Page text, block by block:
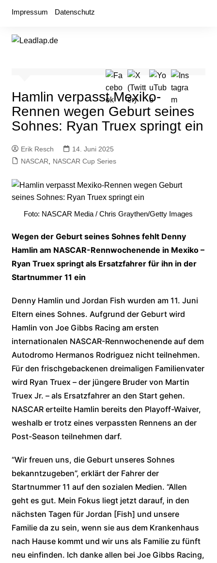
Impressum Datenschutz
Hamlin verpasst Mexiko-
Rennen wegen Geburt seines
Sohnes: Ryan Truex springt ein
Erik Resch
14. Juni 2025
NASCAR, NASCAR Cup Series
Foto: NASCAR Media / Chris Graythen/Getty Images
Wegen der Geburt seines Sohnes fehlt Denny
Hamlin am NASCAR-Rennwochenende in Mexiko –
Ryan Truex springt als Ersatzfahrer für ihn in der
Startnummer 11 ein
Denny Hamlin und Jordan Fish wurden am 11. Juni
Eltern eines Sohnes. Aufgrund der Geburt wird
Hamlin von Joe Gibbs Racing am ersten
internationalen NASCAR-Rennwochenende auf dem
Autodromo Hermanos Rodriguez nicht teilnehmen.
Für den frischgebackenen dreimaligen Familienvater
wird Ryan Truex – der jüngere Bruder von Martin
Truex Jr. – als Ersatzfahrer an den Start gehen.
NASCAR erteilte Hamlin bereits den Playoff-Waiver,
weshalb er trotz eines verpassten Rennens an der
Post-Season teilnehmen darf.
“Wir freuen uns, die Geburt unseres Sohnes
bekanntzugeben”, erklärt der Fahrer der
Startnummer 11 auf den sozialen Medien. “Allen
geht es gut. Mein Fokus liegt jetzt darauf, in den
nächsten Tagen für Jordan [Fish] und unsere
Familie da zu sein, wenn sie aus dem Krankenhaus
nach Hause kommt und wir uns als Familie zu fünft
neu einfinden. Ich danke allen bei Joe Gibbs Racing,